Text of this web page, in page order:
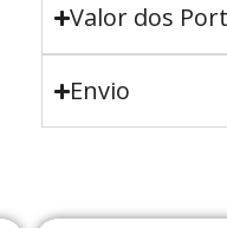
Valor dos
Envio